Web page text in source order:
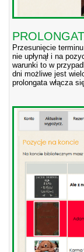
Przesunięcie
nie upłynął i na
warunki to w
dni możliwe jest
prolongata włącza